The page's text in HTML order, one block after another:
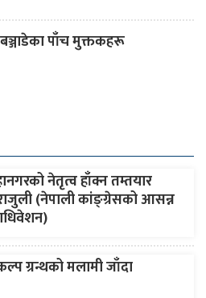
पाँच मुक्तकहरू
नेतृत्व हाँक्न तम्तयार
(नेपाली कांङ्ग्रेसको आसन्न
ग्रन्थको मलामी जाँदा